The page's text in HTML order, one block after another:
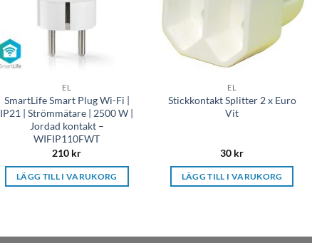
EL
SmartLife Smart Plug Wi-Fi |
IP21 | Strömmätare | 2500 W |
Jordad kontakt –
WIFIP110FWT
210 kr
LÄGG TILL I VARUKORG
EL
Stickkontakt Splitter 2 x Euro
Vit
30 kr
LÄGG TILL I VARUKORG